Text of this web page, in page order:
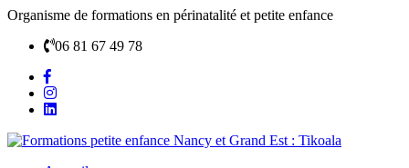
Organisme de formations en périnatalité et petite enfance
06 81 67 49 78